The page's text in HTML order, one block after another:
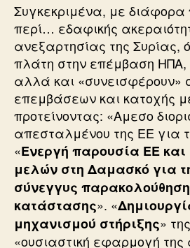
Συγκεκριμένα, με
περί… εδαφικής
ανεξαρτησίας της Συρίας,
πλάτη στην επέμβαση ΗΠΑ,
αλλά και «συνεισφέρουν»
επεμβάσεων και κατοχής
προτείνοντας: «Αμεσο
απεσταλμένου της ΕΕ για
«Ενεργή παρουσία ΕΕ
μελών στη Δαμασκό για
σύνεγγυς
κατάστασης». «
μηχανισμού στήριξης»
«ουσιαστική εφαρμογή